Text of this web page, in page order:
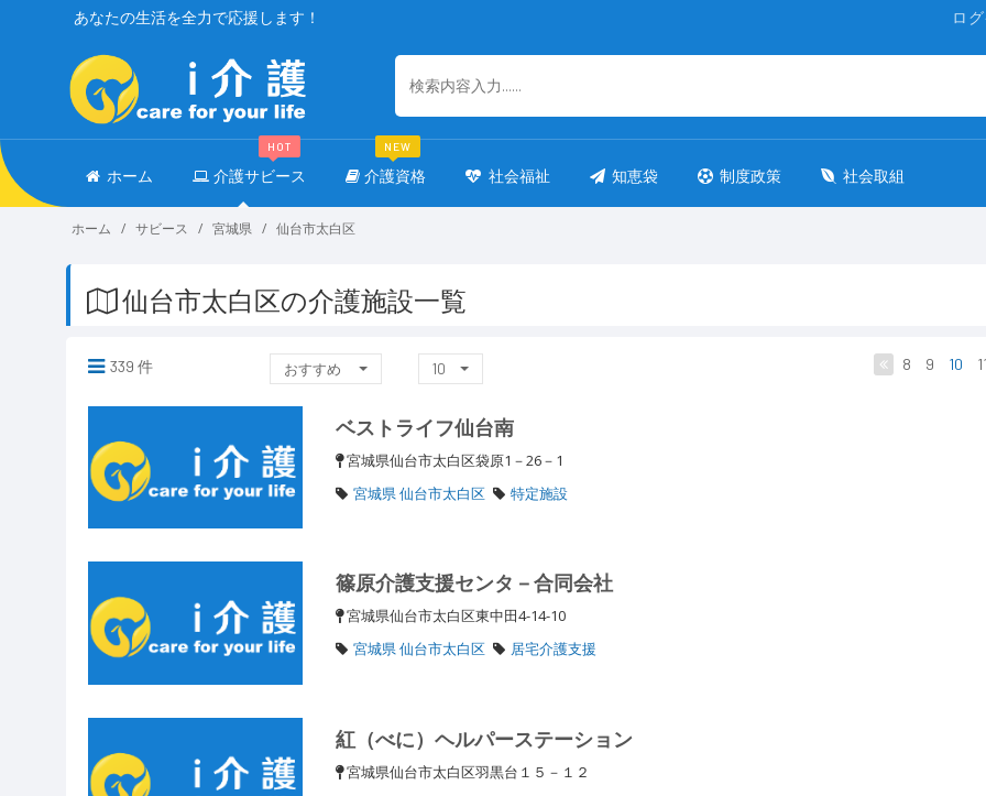
ロ
あなたの生活を全力で応援します！
ホーム 介護サビース
HOT
介護資格
NEW
社会福祉 知恵袋 制度政策 社会取組
ホーム サビース 宮城県 仙台市太白区
仙台市太白区の介護施設一覧
339 件 おすすめ 10 8 9 10
ベストライフ仙台南
宮城県仙台市太白区袋原1－26－1
宮城県 仙台市太白区
特定施設
篠原介護支援センタ－合同会社
宮城県仙台市太白区東中田4-14-10
宮城県 仙台市太白区
居宅介護支援
紅（べに）ヘルパーステーション
宮城県仙台市太白区羽黒台１５－１２